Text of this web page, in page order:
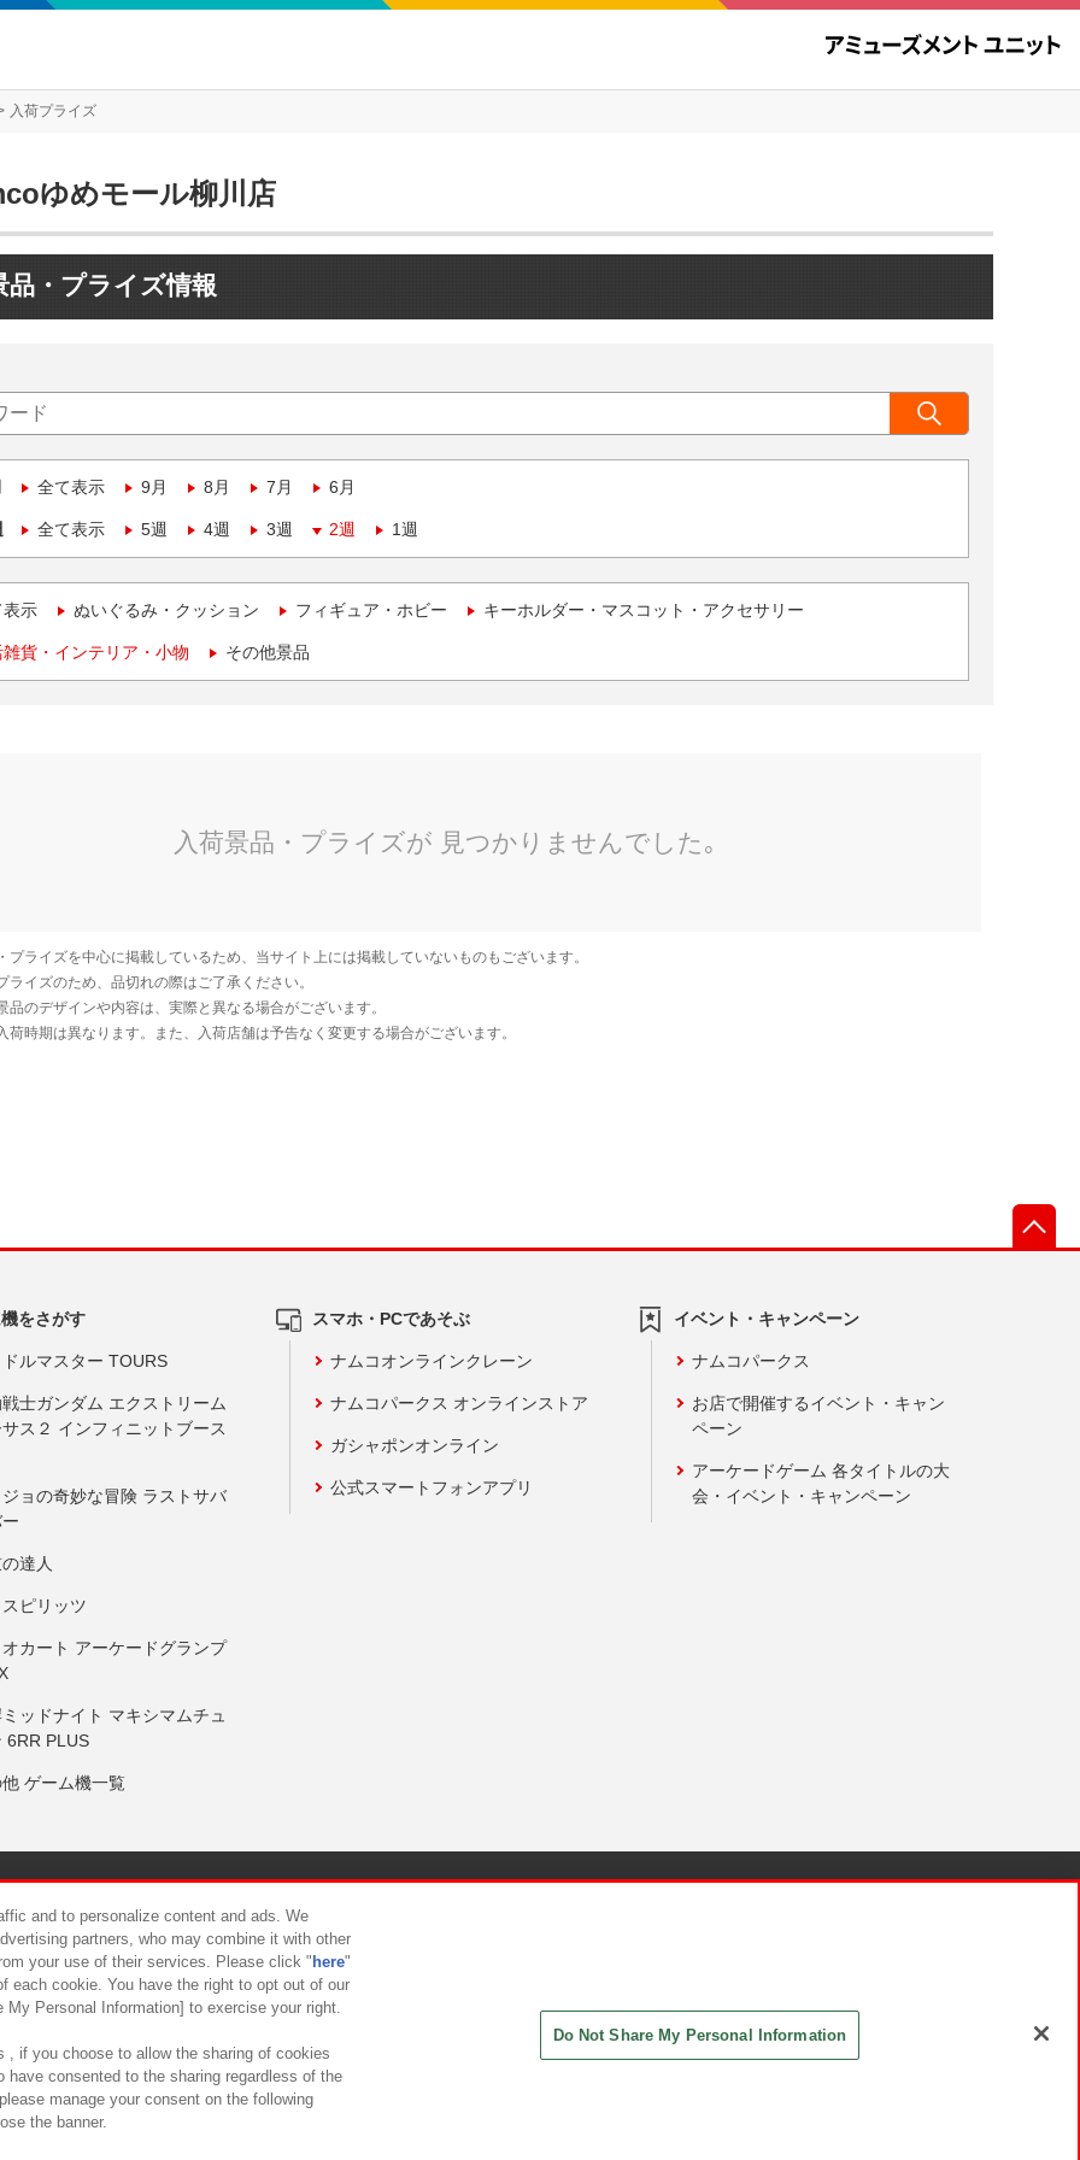
入荷プライズ
ゆめモール柳川店
品・プライズ情報
全て表示 9月 8月 7月 6月
全て表示 5週 4週 3週 2週 1週
表示 ぬいぐるみ・クッション フィギュア・ホビー キーホルダー・マスコット・アクセサリー
貨・インテリア・小物 その他景品
をさがす
ルマスター TOURS
士ガンダム エクストリーム
ス２ インフィニットブース
ョの奇妙な冒険 ラストサバ
達人
ピリッツ
カート アーケードグランプ
ッドナイト マキシマムチュ
6RR PLUS
ゲーム機一覧
スマホ・PCであそぶ
ナムコオンラインクレーン
ナムコパークス オンラインストア
ガシャポンオンライン
公式スマートフォンアプリ
イベント・キャンペーン
ナムコパークス
お店で開催するイベント・キャン
ペーン
アーケードゲーム 各タイトルの大
会・イベント・キャンペーン
について カスタマーハラスメント対応方針
and to personalize content and ads. We
partners, who may combine it with other
your use of their services. Please click " here"
each cookie. You have the right to opt out of our
Personal Information] to exercise your right.
, if you choose to allow the sharing of cookies
have consented to the sharing regardless of the
manage your consent on the following
the banner.
Do Not Share My Personal Information